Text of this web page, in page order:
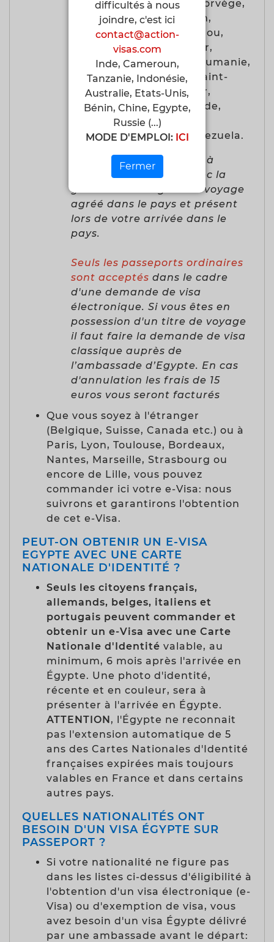
difficultés à nous
joindre, c'est ici
contact@action-
visas.com
Inde, Cameroun,
Tanzanie, Indonésie,
Australie, Etats-Unis,
Bénin, Chine, Egypte,
Russie (...)
MODE D'EMPLOI:ICI
Fermer
Monaco, Monténégro, Norvège,
Nouvelle-Zélande, Oman,
Paraguay, Pays-Bas, Pérou,
Pologne, Portugal, Qatar,
République tchèque, Roumanie,
Royaume-Uni, Russie, Saint-
Marin, Serbie, Singapour,
Slovaquie, Slovénie, Suède,
Suisse, Taïwan, Ukraine,
Uruguay, Vatican et Venezuela.
Vous ne serez autorisé à
entrer en Égypte qu'avec la
garantie d'un agent de voyage
agréé dans le pays et présent
lors de votre arrivée dans le
pays.
Seuls les passeports ordinaires
sont acceptés dans le cadre
d'une demande de visa
électronique. Si vous êtes en
possession d'un titre de voyage
il faut faire la demande de visa
classique auprès de
l’ambassade d’Egypte. En cas
d'annulation les frais de 15
euros vous seront facturés
Que vous soyez à l'étranger
(Belgique, Suisse, Canada etc.) ou à
Paris, Lyon, Toulouse, Bordeaux,
Nantes, Marseille, Strasbourg ou
encore de Lille, vous pouvez
commander ici votre e-Visa: nous
suivrons et garantirons l'obtention
de cet e-Visa.
PEUT-ON OBTENIR UN E-VISA
EGYPTE AVEC UNE CARTE
NATIONALE D'IDENTITÉ ?
Seuls les citoyens français,
allemands, belges, italiens et
portugais peuvent commander et
obtenir un e-Visa avec une Carte
Nationale d'Identité valable, au
minimum, 6 mois après l'arrivée en
Égypte. Une photo d'identité,
récente et en couleur, sera à
présenter à l'arrivée en Égypte.
ATTENTION, l'Égypte ne reconnait
pas l'extension automatique de 5
ans des Cartes Nationales d'Identité
françaises expirées mais toujours
valables en France et dans certains
autres pays.
QUELLES NATIONALITÉS ONT
BESOIN D'UN VISA ÉGYPTE SUR
PASSEPORT ?
Si votre nationalité ne figure pas
dans les listes ci-dessus d'éligibilité à
l'obtention d'un visa électronique (e-
Visa) ou d'exemption de visa, vous
avez besoin d'un visa Égypte délivré
par une ambassade avant le départ: